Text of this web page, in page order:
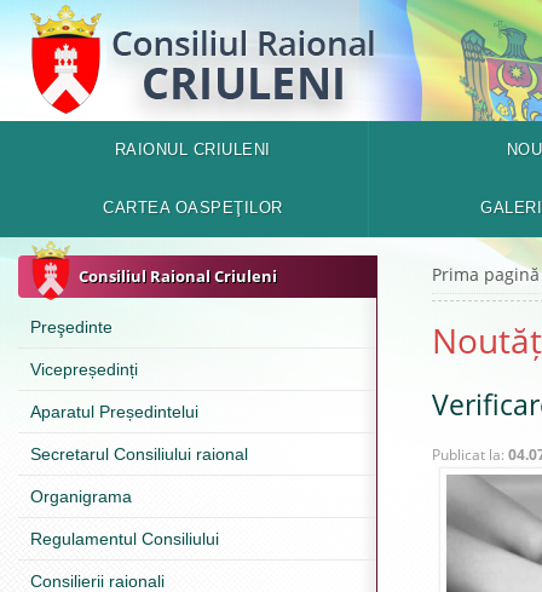
RAIONUL CRIULENI
CARTEA OASPEŢILOR
Consiliul Raional Criuleni
Preşedinte
Vicepreședinți
Aparatul Președintelui
Secretarul Consiliului raional
Organigrama
Regulamentul Consiliului
Consilierii raionali
Prima pagină
Publicat la: